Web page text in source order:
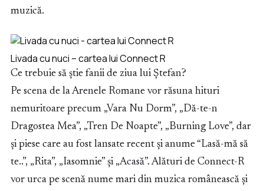
muzică.
Livada cu nuci – cartea lui Connect R
Ce trebuie să știe fanii de ziua lui Ștefan?
Pe scena de la Arenele Romane vor răsuna hituri
nemuritoare precum „Vara Nu Dorm”, „Dă-te-n
Dragostea Mea”, „Tren De Noapte”, „Burning Love”, dar
și piese care au fost lansate recent și anume “Lasă-mă să
te..”, „Rita”, „Iasomnie” și „Acasă”. Alături de Connect-R
vor urca pe scenă nume mari din muzica românească și